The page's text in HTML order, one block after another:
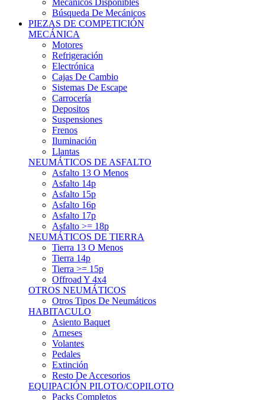
PIEZAS DE COMPETICIÓN
MECÁNICA
Motores
Refrigeración
Electrónica
Cajas De Cambio
Sistemas De Escape
Carrocería
Depositos
Suspensiones
Frenos
Iluminación
Llantas
NEUMÁTICOS DE ASFALTO
Asfalto 13 O Menos
Asfalto 14p
Asfalto 15p
Asfalto 16p
Asfalto 17p
Asfalto >= 18p
NEUMÁTICOS DE TIERRA
Tierra 13 O Menos
Tierra 14p
Tierra >= 15p
Offroad Y 4x4
OTROS NEUMÁTICOS
Otros Tipos De Neumáticos
HABITACULO
Asiento Baquet
Arneses
Volantes
Pedales
Extinción
Resto De Accesorios
EQUIPACIÓN PILOTO/COPILOTO
Packs Completos
Monos De Competición